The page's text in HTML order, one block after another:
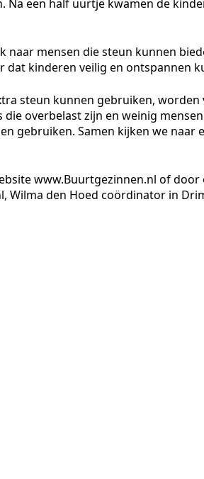
Na een half uurtje kwamen de
naar mensen die steun kunnen
dat kinderen veilig en ontspannen
steun kunnen gebruiken,
die overbelast zijn en weinig
gebruiken. Samen kijken we naar
www.Buurtgezinnen.nl of
Wilma den Hoed coördinator in